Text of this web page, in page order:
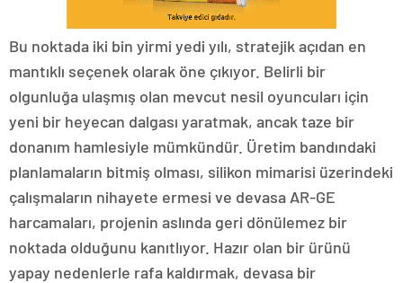
Bu noktada iki bin yirmi yedi yılı, stratejik açıdan en
mantıklı seçenek olarak öne çıkıyor. Belirli bir
olgunluğa ulaşmış olan mevcut nesil oyuncuları için
yeni bir heyecan dalgası yaratmak, ancak taze bir
donanım hamlesiyle mümkündür. Üretim bandındaki
planlamaların bitmiş olması, silikon mimarisi üzerindeki
çalışmaların nihayete ermesi ve devasa AR-GE
harcamaları, projenin aslında geri dönülemez bir
noktada olduğunu kanıtlıyor. Hazır olan bir ürünü
yapay nedenlerle rafa kaldırmak, devasa bir